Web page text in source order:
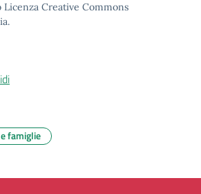
Creative Commons
famiglie